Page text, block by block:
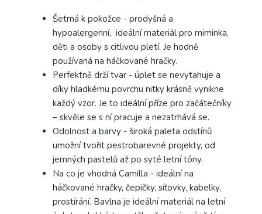
Šetrná k pokožce - prodyšná a
hypoalergenní, ideální materiál pro miminka,
děti a osoby s citlivou pletí. Je hodně
používaná na háčkované hračky.
Perfektně drží tvar - úplet se nevytahuje a
díky hladkému povrchu nitky krásně vynikne
každý vzor. Je to ideální příze pro začátečníky
– skvěle se s ní pracuje a nezatrhává se.
Odolnost a barvy - široká paleta odstínů
umožní tvořit pestrobarevné projekty, od
jemných pastelů až po syté letní tóny.
Na co je vhodná Camilla - ideální na
háčkované hračky, čepičky, síťovky, kabelky,
prostírání. Bavlna je ideální materiál na letní